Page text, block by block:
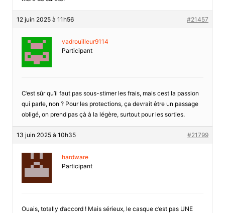
12 juin 2025 à 11h56 #21457
vadrouilleur9114
Participant
C’est sûr qu’il faut pas sous-stimer les frais, mais cest la passion
qui parle, non ? Pour les protections, ça devrait être un passage
obligé, on prend pas çà à la légère, surtout pour les sorties.
13 juin 2025 à 10h35 #21799
hardware
Participant
Ouais, totally d’accord ! Mais sérieux, le casque c’est pas UNE